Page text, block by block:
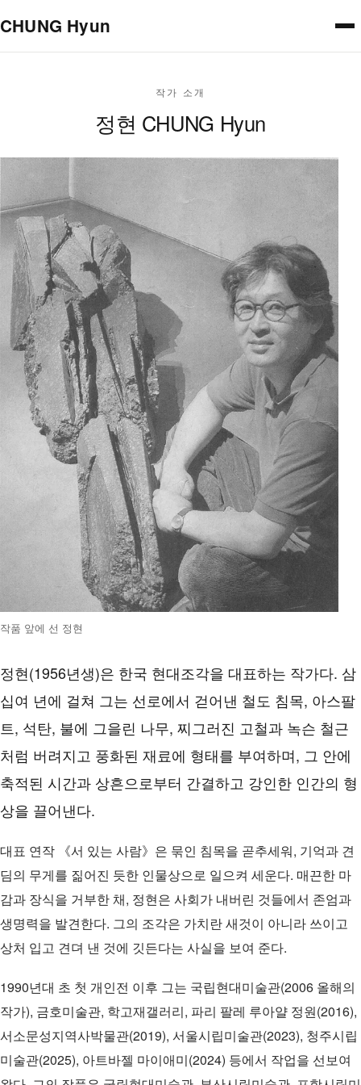
CHUNG Hyun
작가 소개
정현 CHUNG Hyun
정현(1956년생)은 한국 현대조각을 대표하는 작가다. 삼
십여 년에 걸쳐 그는 선로에서 걷어낸 철도 침목, 아스팔
트, 석탄, 불에 그을린 나무, 찌그러진 고철과 녹슨 철근
처럼 버려지고 풍화된 재료에 형태를 부여하며, 그 안에
축적된 시간과 상흔으로부터 간결하고 강인한 인간의 형
상을 끌어낸다.
대표 연작 《서 있는 사람》은 묶인 침목을 곧추세워, 기억과 견
딤의 무게를 짊어진 듯한 인물상으로 일으켜 세운다. 매끈한 마
감과 장식을 거부한 채, 정현은 사회가 내버린 것들에서 존엄과
생명력을 발견한다. 그의 조각은 가치란 새것이 아니라 쓰이고
상처 입고 견뎌 낸 것에 깃든다는 사실을 보여 준다.
1990년대 초 첫 개인전 이후 그는 국립현대미술관(2006 올해의
작가), 금호미술관, 학고재갤러리, 파리 팔레 루아얄 정원(2016),
서소문성지역사박물관(2019), 서울시립미술관(2023), 청주시립
미술관(2025), 아트바젤 마이애미(2024) 등에서 작업을 선보여
작품 앞에 선 정현